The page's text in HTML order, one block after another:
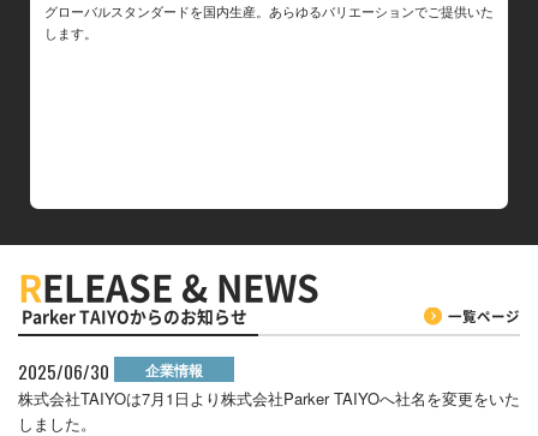
グローバルスタンダードを国内生産。あらゆるバリエーションでご提供いた
します。
R ELEASE & NEWS
Parker TAIYOからのお知らせ 一覧ページ
2025/06/30 企業情報
株式会社TAIYOは7月1日より株式会社Parker TAIYOへ社名を変更をいた
しました。